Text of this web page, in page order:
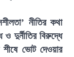
নীতির কথা
দুর্নীতির বিরুদ্ধে
ভোট দেওয়ার